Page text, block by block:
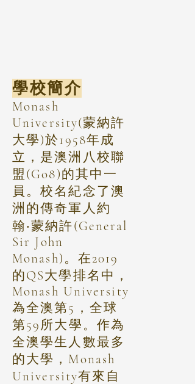
學校簡介
Monash
University(蒙納許
大學)於1958年成
立，是澳洲八校聯
盟(Go8)的其中一
員。校名紀念了澳
洲的傳奇軍人約
翰‧蒙納許(General
Sir John
Monash)。在2019
的QS大學排名中，
Monash University
為全澳第5，全球
第59所大學。作為
全澳學生人數最多
的大學，Monash
University有來自